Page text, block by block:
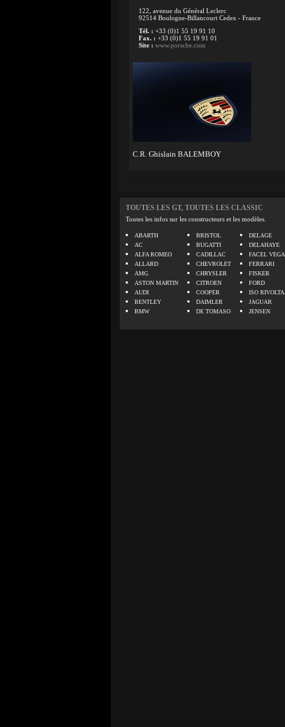
122, avenue du Général Leclerc
92514 Boulogne-Billancourt Cedex - France
Tél. : +33 (0)1 55 19 91 10
Fax. : +33 (0)1 55 19 91 01
Site : www.porsche.com
C.R. Ghislain BALEMBOY
TOUTES LES GT, TOUTES LES CLASSIC
Toutes les infos sur les constructeurs et les modèles.
ABARTH
AC
ALFA ROMEO
ALLARD
AMG
ASTON MARTIN
AUDI
BENTLEY
BMW
BRISTOL
BUGATTI
CADILLAC
CHEVROLET
CHRYSLER
CITROEN
COOPER
DAIMLER
DE TOMASO
DELAGE
DELAHAYE
FACEL VEGA
FERRARI
FISKER
FORD
ISO RIVOLTA
JAGUAR
JENSEN